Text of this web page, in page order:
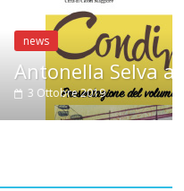
a CondiMenti